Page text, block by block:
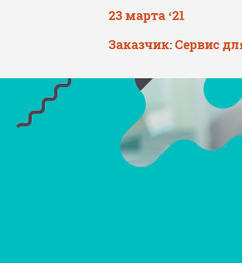
23 марта ‘21
Заказчик: Сервис